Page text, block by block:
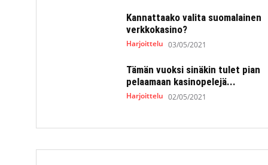
Kannattaako valita suomalainen
verkkokasino?
Harjoittelu 03/05/2021
Tämän vuoksi sinäkin tulet pian
pelaamaan kasinopelejä...
Harjoittelu 02/05/2021